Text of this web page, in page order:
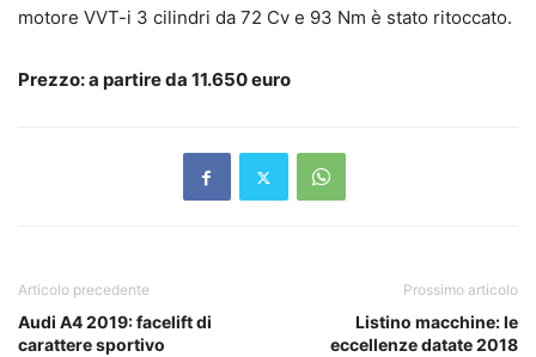
motore VVT-i 3 cilindri da 72 Cv e 93 Nm è stato ritoccato.
Prezzo: a partire da 11.650 euro
Articolo precedente
Audi A4 2019: facelift di
carattere sportivo
Prossimo articolo
Listino macchine: le
eccellenze datate 2018